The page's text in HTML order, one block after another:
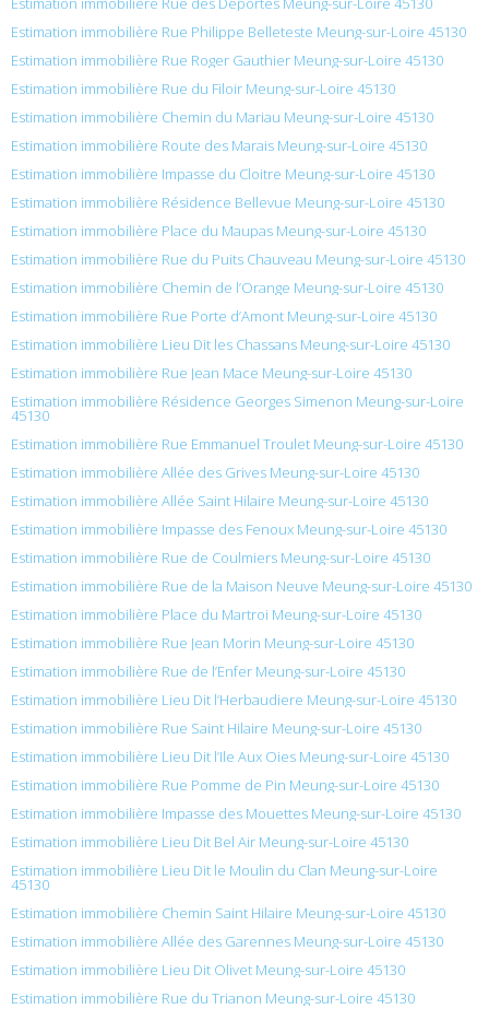
Estimation immobilière Rue Philippe Belleteste Meung-sur-Loire 45130
Estimation immobilière Rue Roger Gauthier Meung-sur-Loire 45130
Estimation immobilière Rue du Filoir Meung-sur-Loire 45130
Estimation immobilière Chemin du Mariau Meung-sur-Loire 45130
Estimation immobilière Route des Marais Meung-sur-Loire 45130
Estimation immobilière Impasse du Cloitre Meung-sur-Loire 45130
Estimation immobilière Résidence Bellevue Meung-sur-Loire 45130
Estimation immobilière Place du Maupas Meung-sur-Loire 45130
Estimation immobilière Rue du Puits Chauveau Meung-sur-Loire 45130
Estimation immobilière Chemin de l’Orange Meung-sur-Loire 45130
Estimation immobilière Rue Porte d’Amont Meung-sur-Loire 45130
Estimation immobilière Lieu Dit les Chassans Meung-sur-Loire 45130
Estimation immobilière Rue Jean Mace Meung-sur-Loire 45130
Estimation immobilière Résidence Georges Simenon Meung-sur-Loire
45130
Estimation immobilière Rue Emmanuel Troulet Meung-sur-Loire 45130
Estimation immobilière Allée des Grives Meung-sur-Loire 45130
Estimation immobilière Allée Saint Hilaire Meung-sur-Loire 45130
Estimation immobilière Impasse des Fenoux Meung-sur-Loire 45130
Estimation immobilière Rue de Coulmiers Meung-sur-Loire 45130
Estimation immobilière Rue de la Maison Neuve Meung-sur-Loire 45130
Estimation immobilière Place du Martroi Meung-sur-Loire 45130
Estimation immobilière Rue Jean Morin Meung-sur-Loire 45130
Estimation immobilière Rue de l’Enfer Meung-sur-Loire 45130
Estimation immobilière Lieu Dit l’Herbaudiere Meung-sur-Loire 45130
Estimation immobilière Rue Saint Hilaire Meung-sur-Loire 45130
Estimation immobilière Lieu Dit l’Ile Aux Oies Meung-sur-Loire 45130
Estimation immobilière Rue Pomme de Pin Meung-sur-Loire 45130
Estimation immobilière Impasse des Mouettes Meung-sur-Loire 45130
Estimation immobilière Lieu Dit Bel Air Meung-sur-Loire 45130
Estimation immobilière Lieu Dit le Moulin du Clan Meung-sur-Loire
45130
Estimation immobilière Chemin Saint Hilaire Meung-sur-Loire 45130
Estimation immobilière Allée des Garennes Meung-sur-Loire 45130
Estimation immobilière Lieu Dit Olivet Meung-sur-Loire 45130
Estimation immobilière Rue du Trianon Meung-sur-Loire 45130